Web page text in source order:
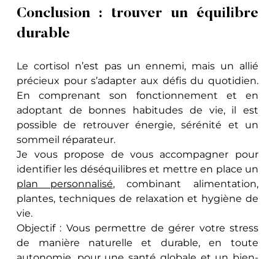
Conclusion : trouver un équilibre
durable
Le cortisol n’est pas un ennemi, mais un allié
précieux pour s’adapter aux défis du quotidien.
En comprenant son fonctionnement et en
adoptant de bonnes habitudes de vie, il est
possible de retrouver énergie, sérénité et un
sommeil réparateur.
Je vous propose de vous accompagner pour
plan personnalisé, combinant alimentation,
plantes, techniques de relaxation et hygiène de
vie.
Objectif : Vous permettre de gérer votre stress
de manière naturelle et durable, en toute